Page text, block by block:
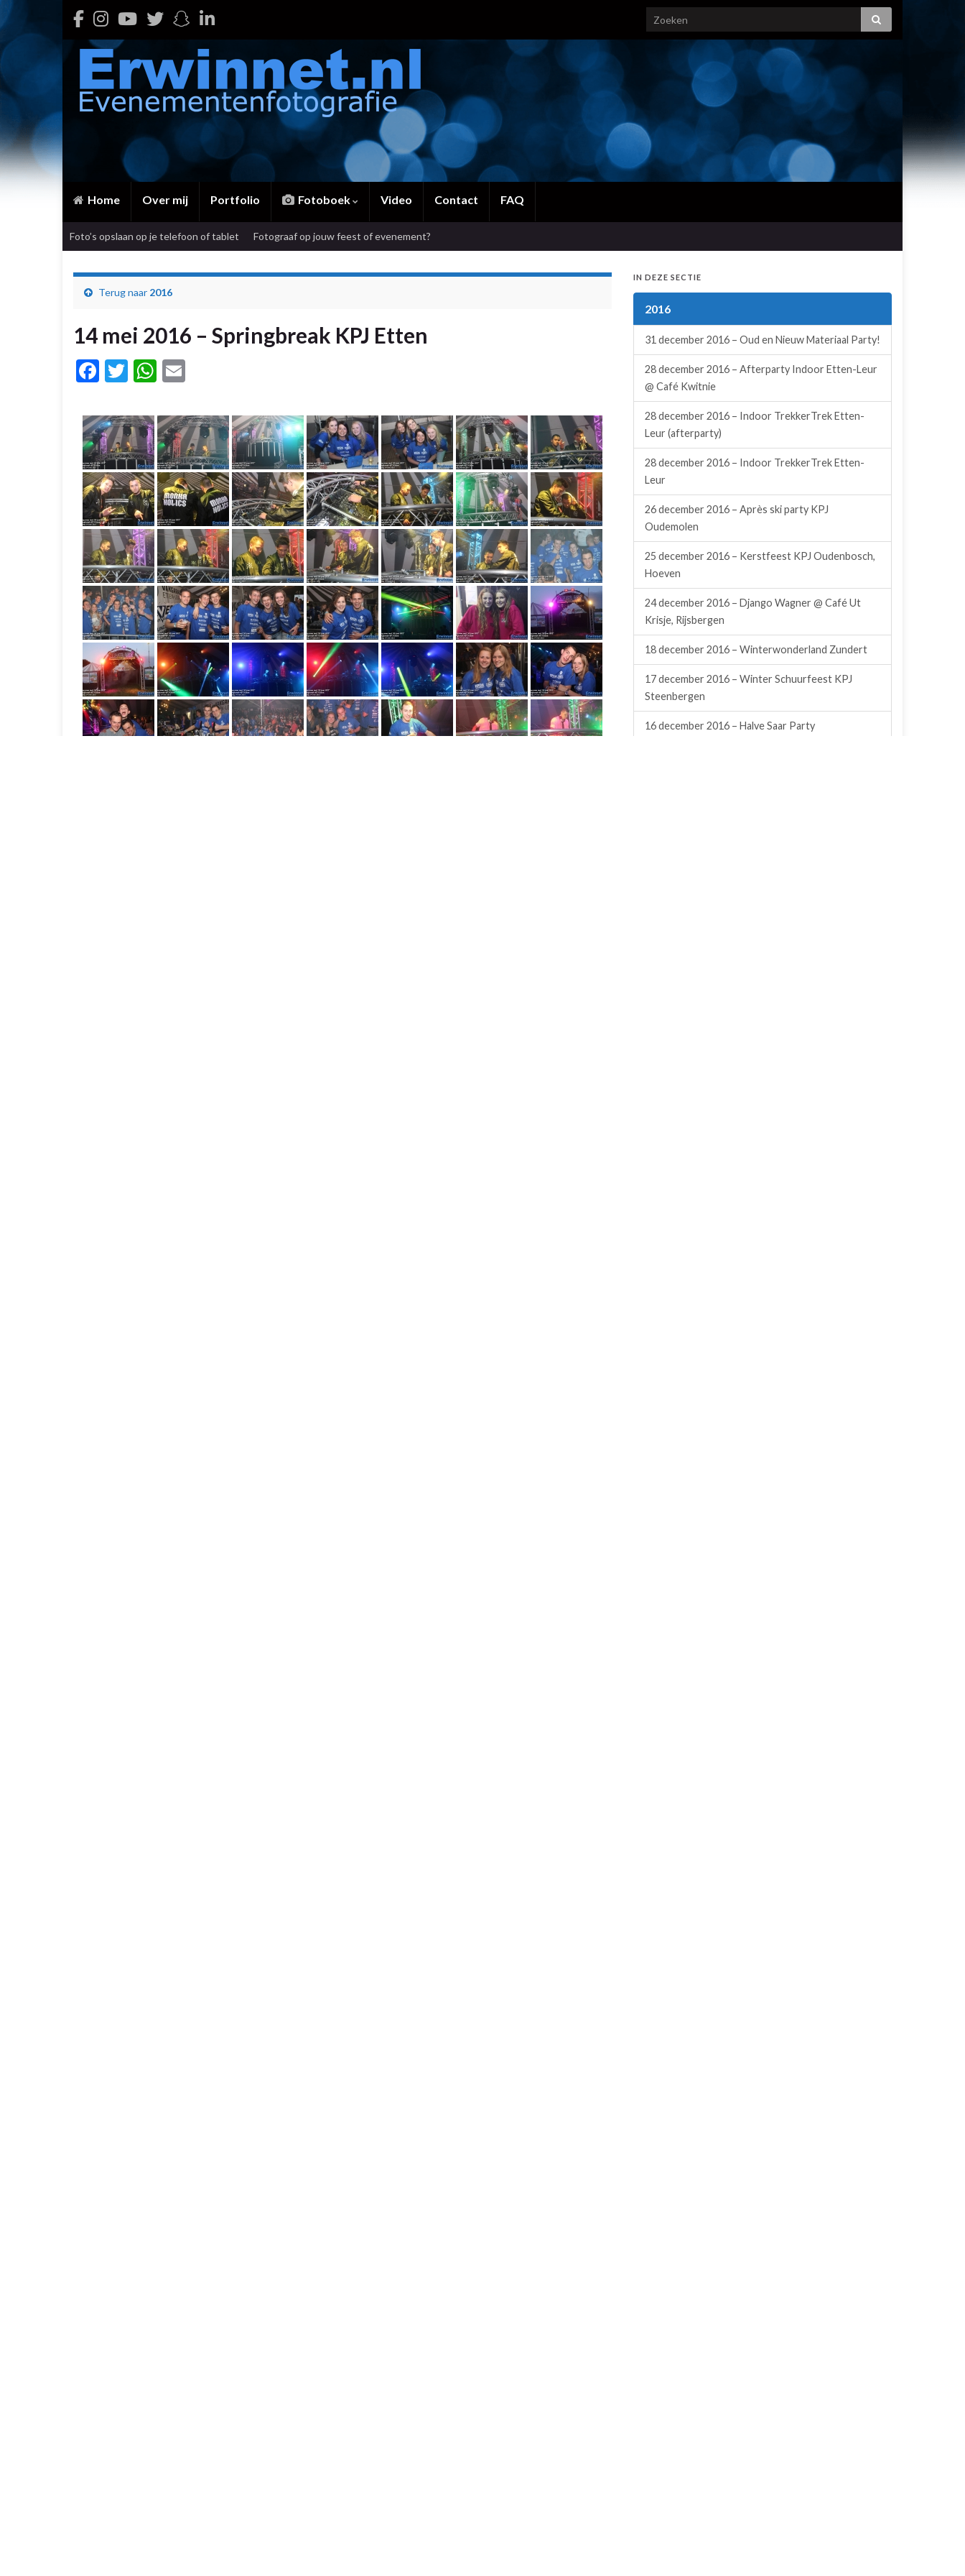
Home Over mij Portfolio Fotoboek Video Contact FAQ
Foto’s opslaan op je telefoon of tablet Fotograaf op jouw feest of evenement?
Terug naar 2016
14 mei 2016 – Springbreak KPJ Etten
Facebook
TwitterWhatsApp
IN DEZE SECTIE
2016
31 december 2016 – Oud en Nieuw Materiaal Party!
28 december 2016 – Afterparty Indoor Etten-Leur
@ Café Kwitnie
28 december 2016 – Indoor TrekkerTrek Etten-
Leur (afterparty)
28 december 2016 – Indoor TrekkerTrek Etten-
Leur
26 december 2016 – Après ski party KPJ
Oudemolen
25 december 2016 – Kerstfeest KPJ Oudenbosch,
Hoeven
24 december 2016 – Django Wagner @ Café Ut
Krisje, Rijsbergen
18 december 2016 – Winterwonderland Zundert
17 december 2016 – Winter Schuurfeest KPJ
Steenbergen
16 december 2016 – Halve Saar Party